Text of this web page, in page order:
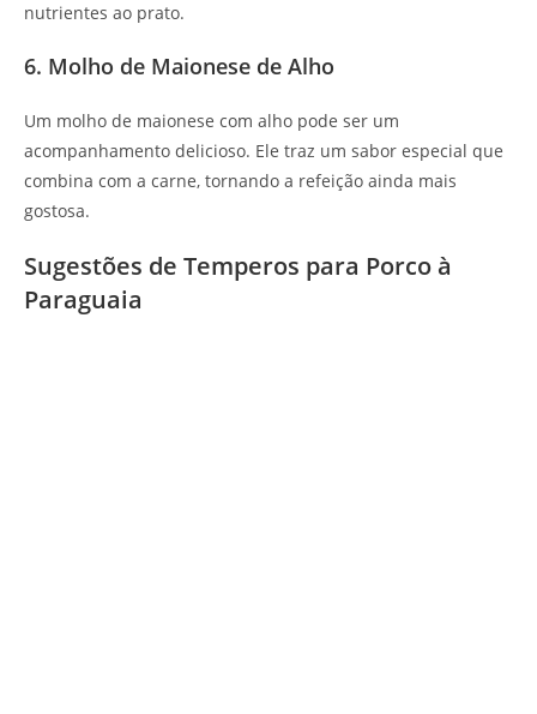
nutrientes ao prato.
6. Molho de Maionese de Alho
Um molho de maionese com alho pode ser um
acompanhamento delicioso. Ele traz um sabor especial que
combina com a carne, tornando a refeição ainda mais
gostosa.
Sugestões de Temperos para Porco à
Paraguaia